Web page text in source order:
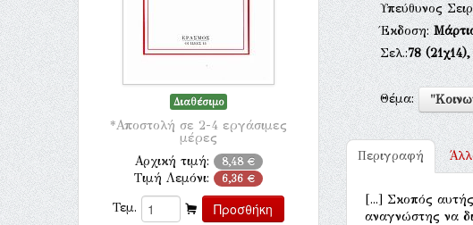
Διαθέσιμο
*Αποστολή σε 2-4 εργάσιμες
μέρες
Αρχική τιμή: 8,48 €
Τιμή Λεμόνι: 6,36 €
Τεμ.
Υπεύθυνος
Έκδοση:
Σελ.:78(21χ14),
Θέμα:
Περιγραφή
[...] Σκοπός
αναγνώστης να